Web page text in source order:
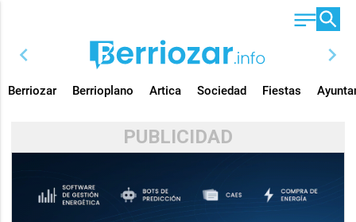
chevron_left chevron_right
Berriozar Berrioplano Artica Sociedad Fiestas
PUBLICIDAD